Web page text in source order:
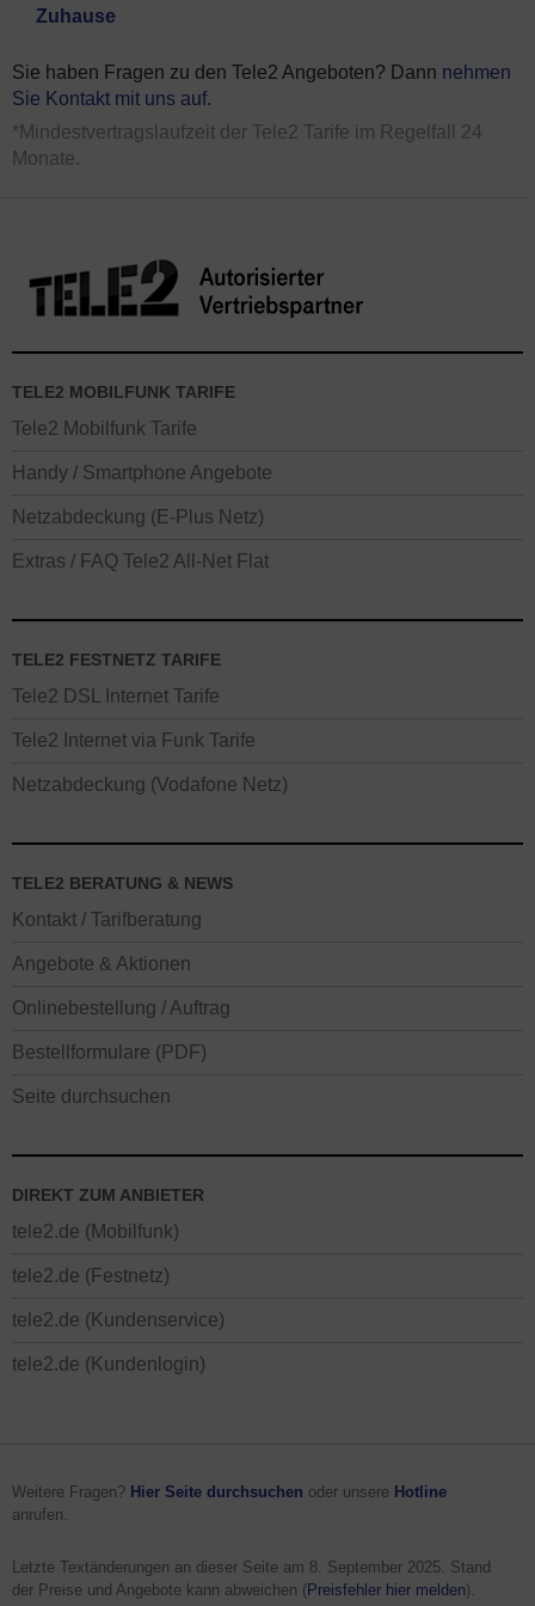
Zuhause
Sie haben Fragen zu den Tele2 Angeboten? Dann nehmen
Sie Kontakt mit uns auf.
*Mindestvertragslaufzeit der Tele2 Tarife im Regelfall 24
Monate.
TELE2 MOBILFUNK TARIFE
Tele2 Mobilfunk Tarife
Handy / Smartphone Angebote
Netzabdeckung (E-Plus Netz)
Extras / FAQ Tele2 All-Net Flat
TELE2 FESTNETZ TARIFE
Tele2 DSL Internet Tarife
Tele2 Internet via Funk Tarife
Netzabdeckung (Vodafone Netz)
TELE2 BERATUNG & NEWS
Kontakt / Tarifberatung
Angebote & Aktionen
Onlinebestellung / Auftrag
Bestellformulare (PDF)
Seite durchsuchen
DIREKT ZUM ANBIETER
tele2.de (Mobilfunk)
tele2.de (Festnetz)
tele2.de (Kundenservice)
tele2.de (Kundenlogin)
Weitere Fragen? Hier Seite durchsuchen oder unsere Hotline
anrufen.
Letzte Textänderungen an dieser Seite am 8. September 2025. Stand
der Preise und Angebote kann abweichen (Preisfehler hier melden).